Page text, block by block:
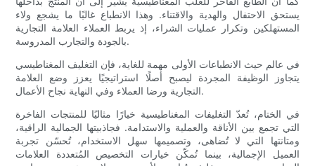
يستحق الاحتفال والهدية والاقتناء. وهذا الانطباع غالبًا ما يشجع ولاء
المستهلكين وتكرار عمليات الشراء، إذ يربط العملاء العلامة التجارية
بالجودة والتجارب المدروسة.
في عالم حيث الانطباعات الأولى مهمة للغاية، فإن التغليف المغناطيسي
يتجاوز الوظيفة المجردة ليصبح أصلًا استراتيجيًا يعزز وضع العلامة
التجارية ورضا العملاء وفي النهاية نجاح الأعمال.
في الختام، تُعدّ التغليفات المغناطيسية خيارًا مثاليًا للمنتجات الفاخرة
التي تجمع بين الأناقة والعملية والاستدامة. فجاذبيتها الجمالية الراقية،
ومتانتها التي لا تُضاهى، وتصميمها سهل الاستخدام، تُحسّن تجربة
العميل الإجمالية، بينما تُمكّن خيارات التخصيص المُتعددة العلامات